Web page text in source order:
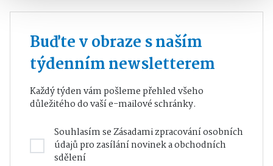
Buďte v obraze s naším
týdenním newsletterem
Každý týden vám pošleme přehled všeho
důležitého do vaší e-mailové schránky.
Souhlasím seZásadami zpracování osobních
údajůpro zasílání novinek a obchodních
sdělení